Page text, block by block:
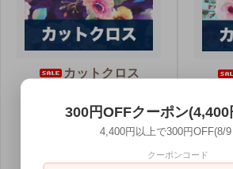
カットクロス
Floral Fancy DCX9693-
PURP Delicate Breeze
Purple
330円(税込)
300円OFFクーポン(4,400
4,400円以上で300円OFF(8/
クーポンコード